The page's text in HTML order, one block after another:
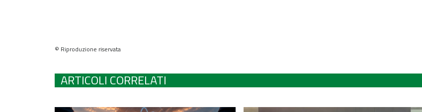
© Riproduzione riservata
ARTICOLI CORRELATI